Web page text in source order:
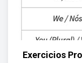
Exercicios